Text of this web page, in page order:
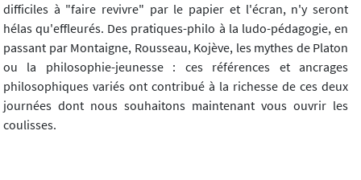
difficiles à "faire revivre" par le papier et l'écran, n'y seront
hélas qu'effleurés. Des pratiques-philo à la ludo-pédagogie, en
passant par Montaigne, Rousseau, Kojève, les mythes de Platon
ou la philosophie-jeunesse : ces références et ancrages
philosophiques variés ont contribué à la richesse de ces deux
journées dont nous souhaitons maintenant vous ouvrir les
coulisses.